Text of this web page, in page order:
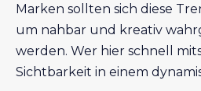
Marken sollten sich diese
um nahbar und kreativ
werden. Wer hier schnell
Sichtbarkeit in einem